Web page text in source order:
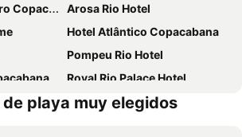
Arosa Rio Hotel
Hotel Atlântico Copacabana
Pompeu Rio Hotel
Royal Rio Palace Hotel
ibis Rio Porto Atlantico
playa muy elegidos